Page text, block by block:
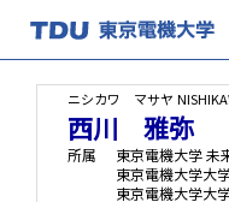
ニシカワ マサヤ
西川 雅弥
所属
東京電機大学 未
東京電機大学大
東京電機大学大